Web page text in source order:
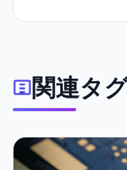
本的に改善する技
関連タ